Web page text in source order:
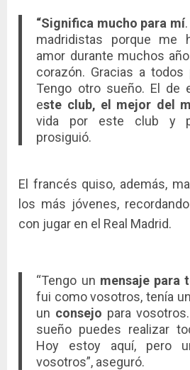
“Significa mucho para mí
madridistas porque me
amor durante muchos
corazón. Gracias a todos
Tengo otro sueño. El de
este club, el mejor del
vida por este club y
prosiguió.
El francés quiso, además,
los más jóvenes,
con jugar en el Real Madrid.
“Tengo un mensaje para
fui como vosotros, tenía
un consejo para
sueño puedes realizar
Hoy estoy aquí, pero
vosotros”, aseguró.